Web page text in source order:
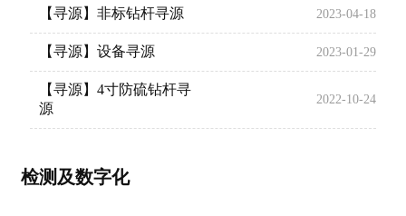
【寻源】非标钻杆寻源 2023-04-18
【寻源】设备寻源 2023-01-29
【寻源】4寸防硫钻杆寻
源
2022-10-24
检测及数字化